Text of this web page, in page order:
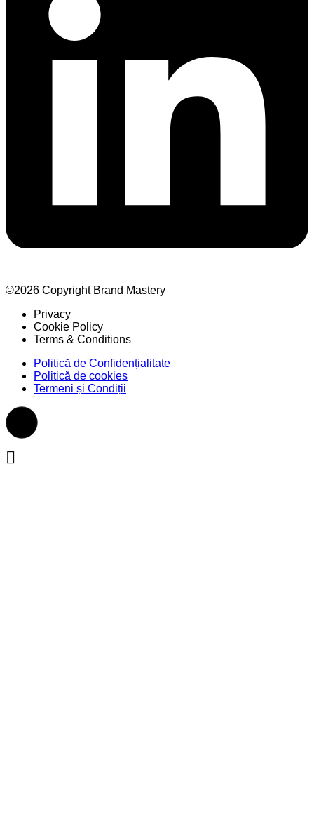
©2026 Copyright Brand Mastery
Privacy
Cookie Policy
Terms & Conditions
Politică de Confidențialitate
Politică de cookies
Termeni și Condiții